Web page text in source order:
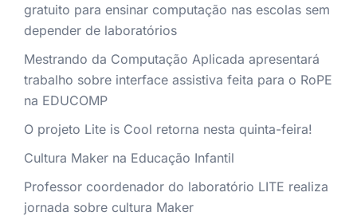
gratuito para ensinar computação nas escolas sem
depender de laboratórios
Mestrando da Computação Aplicada apresentará
trabalho sobre interface assistiva feita para o RoPE
na EDUCOMP
O projeto Lite is Cool retorna nesta quinta-feira!
Cultura Maker na Educação Infantil
Professor coordenador do laboratório LITE realiza
jornada sobre cultura Maker